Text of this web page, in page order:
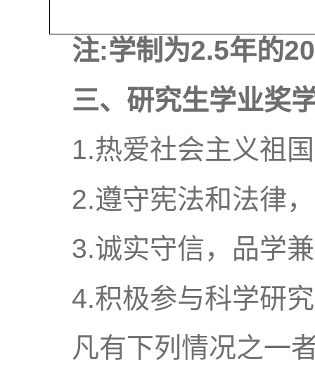
注:学制为2.5年的
三、研究生学业奖
1.热爱社会主义祖
2.遵守宪法和法律
3.诚实守信，品学
4.积极参与科学研
凡有下列情况之一